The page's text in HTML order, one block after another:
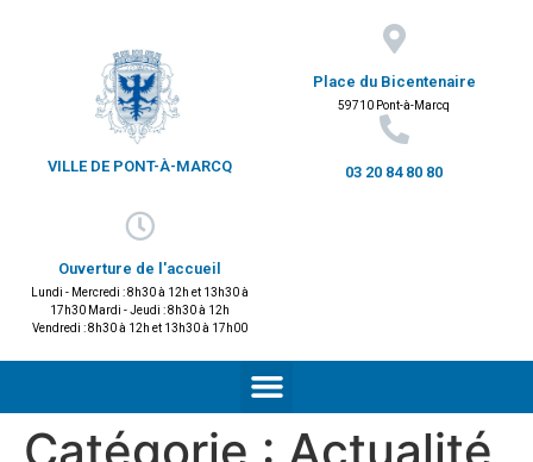
VILLE DE PONT-À-MARCQ
Place du Bicentenaire
59710 Pont-à-Marcq
03 20 84 80 80
Ouverture de l'accueil
Lundi - Mercredi : 8h30 à 12h et 13h30 à
17h30 Mardi - Jeudi : 8h30 à 12h
Vendredi : 8h30 à 12h et 13h30 à 17h00
Catégorie : Actualité